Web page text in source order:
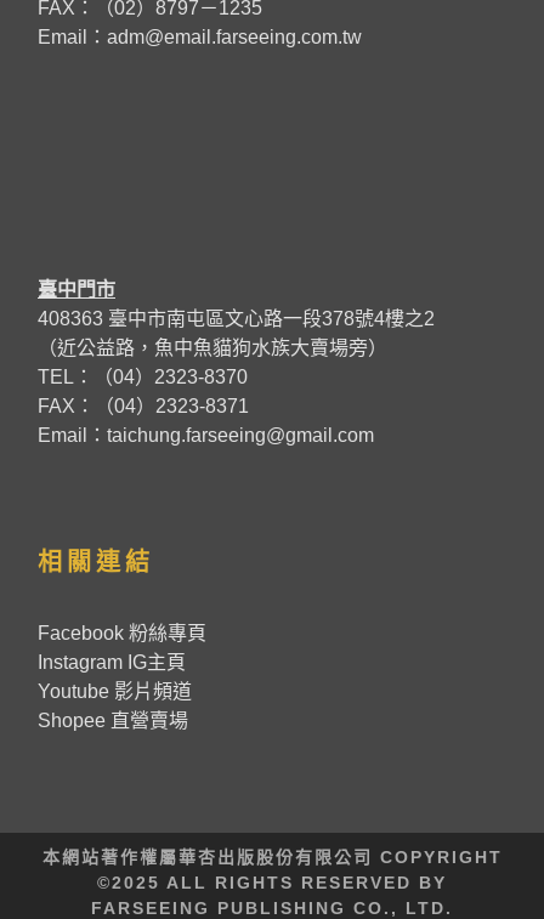
FAX：（02）8797－1235
Email： adm@email.farseeing.com.tw
臺中門市
408363 臺中市南屯區文心路一段378號4樓之2
（近公益路，魚中魚貓狗水族大賣場旁）
TEL：（04）2323-8370
FAX：（04）2323-8371
Email：taichung.farseeing@gmail.com
相關連結
Facebook 粉絲專頁
Instagram IG主頁
Youtube 影片頻道
Shopee 直營賣場
本網站著作權屬華杏出版股份有限公司 COPYRIGHT
©2025 ALL RIGHTS RESERVED BY
FARSEEING PUBLISHING CO., LTD.